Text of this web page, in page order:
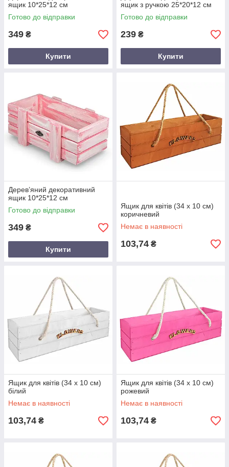
ящик 10*25*12 см
Готово до відправки
349 ₴
Купити
ящик з ручкою 25*20*12 см
Готово до відправки
239 ₴
Купити
Дерев’яний декоративний
ящик 10*25*12 см
Готово до відправки
349 ₴
Купити
Ящик для квітів (34 х 10 см)
коричневий
Немає в наявності
103,74 ₴
Ящик для квітів (34 х 10 см)
білий
Немає в наявності
103,74 ₴
Ящик для квітів (34 х 10 см)
рожевий
Немає в наявності
103,74 ₴